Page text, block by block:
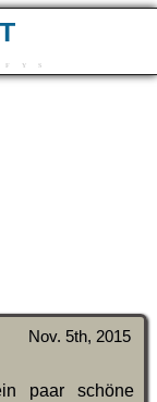
F Y S
Nov. 5th, 2015
paar schöne